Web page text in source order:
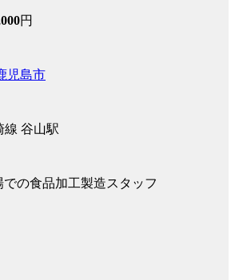
円
児島市
線 谷山駅
での食品加工製造スタッフ